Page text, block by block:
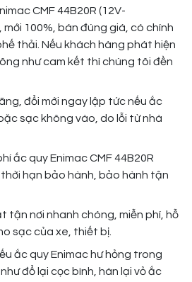
CMF 44B20R (12V-
mới 100%, bán đúng giá, có chính
thải. Nếu khách hàng phát hiện
như cam kết thì chúng tôi đền
đổi mới ngay lập tức nếu ắc
sạc không vào, do lỗi từ nhà
ắc quy Enimac CMF 44B20R
hạn bảo hành, bảo hành tận
tận nơi nhanh chóng, miễn phí, hỗ
sạc của xe, thiết bị.
ắc quy Enimac hư hỏng trong
đổ lại cọc bình, hàn lại vỏ ắc